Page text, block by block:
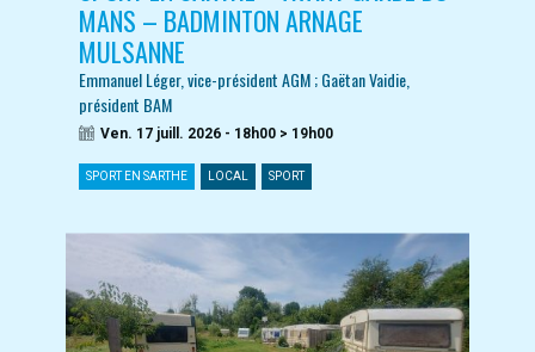
MANS – BADMINTON ARNAGE
MULSANNE
Emmanuel Léger, vice-président AGM ; Gaëtan Vaidie,
président BAM
Ven. 17 juill. 2026 - 18h00 > 19h00
SPORT EN SARTHE LOCAL SPORT